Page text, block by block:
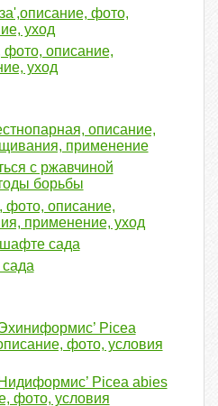
фото,
уход
фото, описание,
уход
описание,
применение
с ржавчиной
борьбы
фото, описание,
применение, уход
сада
Picea
фото, условия
Picea abies
фото, условия